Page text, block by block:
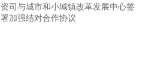
资司与城市和小城镇改革发展中心签
署加强结对合作协议